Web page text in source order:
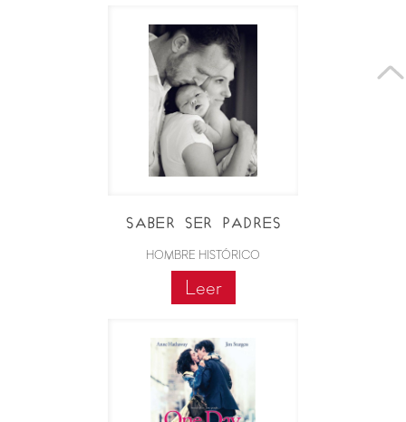
Saber ser padres
HOMBRE HISTÓRICO
Leer